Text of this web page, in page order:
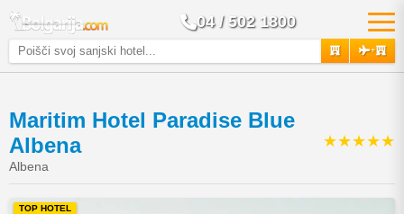
04 / 502 1800
+
Maritim Hotel Paradise Blue
Albena
Albena
★★★★★
TOP HOTEL